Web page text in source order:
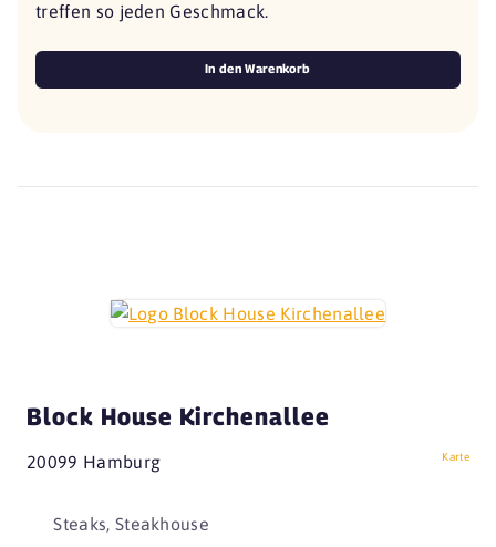
treffen so jeden Geschmack.
In den Warenkorb
Block House Kirchenallee
20099 Hamburg Karte
Steaks, Steakhouse